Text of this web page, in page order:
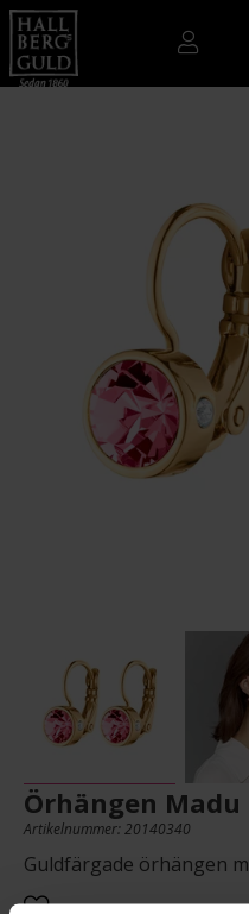
Örhängen Madu
Artikelnummer: 20140340
Guldfärgade örhängen